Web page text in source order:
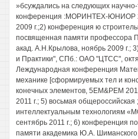
»бсуждались на следующих
конференция :МОРИНТЕХ-ЮНИОР
2009 г.;2) конференция ю
посвященная памяти профессора
акад. А.Н.Крылова, ноябрь 2009 г.;
и Практики", СПб.: ОАО "ЦТСС",
Леждународная конференция
механике [сформируемых тел и
конечных элементов, 5ЕМ&РЕМ
2011 г.; 5) восьмая
интеллектуальным технологиям
сентябрь 2011 г.; 6) конференция
памяти академика Ю.А.